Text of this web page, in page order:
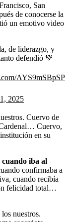
San
de conocerse la
un emotivo video
de liderazgo, y
defendió 💚
AYS9mSBpSP
2025
Cuervo de
Cuervo,
en su
iba al
confirmaba a
cuando recibía
felicidad total…
nuestros.